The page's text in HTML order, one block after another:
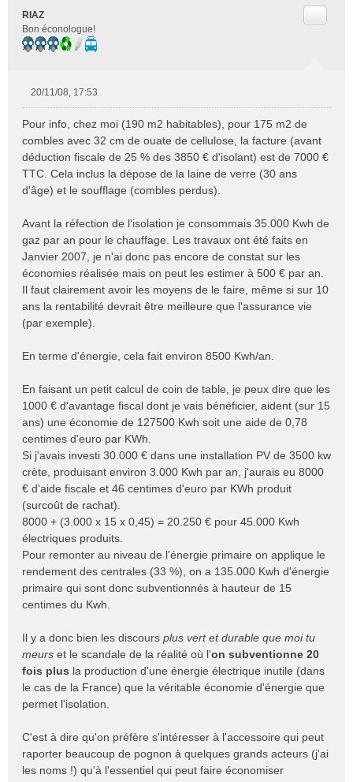
RIAZ
Bon éconologue!
s
s
a
g
e
n
l
u
20/11/08, 17:53
Pour info, chez moi (190 m2 habitables), pour 175 m2 de
combles avec 32 cm de ouate de cellulose, la facture (avant
déduction fiscale de 25 % des 3850 € d'isolant) est de 7000 €
TTC. Cela inclus la dépose de la laine de verre (30 ans
d'âge) et le soufflage (combles perdus).
Avant la réfection de l'isolation je consommais 35.000 Kwh de
gaz par an pour le chauffage. Les travaux ont été faits en
Janvier 2007, je n'ai donc pas encore de constat sur les
économies réalisée mais on peut les estimer à 500 € par an.
Il faut clairement avoir les moyens de le faire, même si sur 10
ans la rentabilité devrait être meilleure que l'assurance vie
(par exemple).
En terme d'énergie, cela fait environ 8500 Kwh/an.
En faisant un petit calcul de coin de table, je peux dire que les
1000 € d'avantage fiscal dont je vais bénéficier, aident (sur 15
ans) une économie de 127500 Kwh soit une aide de 0,78
centimes d'euro par KWh.
Si j'avais investi 30.000 € dans une installation PV de 3500 kw
crète, produisant environ 3.000 Kwh par an, j'aurais eu 8000
€ d'aide fiscale et 46 centimes d'euro par KWh produit
(surcoût de rachat).
8000 + (3.000 x 15 x 0,45) = 20.250 € pour 45.000 Kwh
électriques produits.
Pour remonter au niveau de l'énergie primaire on applique le
rendement des centrales (33 %), on a 135.000 Kwh d'énergie
primaire qui sont donc subventionnés à hauteur de 15
centimes du Kwh.
Il y a donc bien les discours plus vert et durable que moi tu
meurs et le scandale de la réalité où l'on subventionne 20
fois plus la production d'une énergie électrique inutile (dans
le cas de la France) que la véritable économie d'énergie que
permet l'isolation.
C'est à dire qu'on préfère s'intéresser à l'accessoire qui peut
raporter beaucoup de pognon à quelques grands acteurs (j'ai
les noms !) qu'à l'essentiel qui peut faire économiser